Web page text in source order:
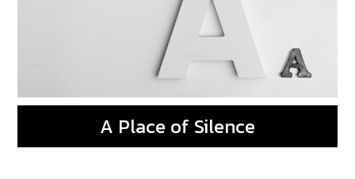
A Place of Silence